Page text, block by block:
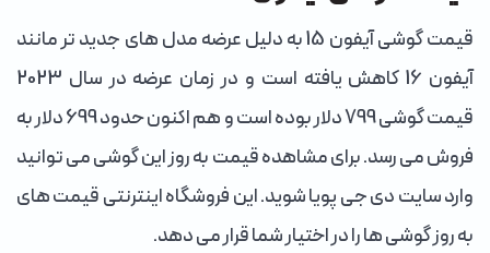
قیمت گوشی آیفون 15 به دلیل عرضه مدل های جدید تر مانند
آیفون 16 کاهش یافته است و در زمان عرضه در سال 2023
قیمت گوشی 799 دلار بوده است و هم اکنون حدود 699 دلار به
فروش می رسد. برای مشاهده قیمت به روز این گوشی می توانید
وارد سایت دی جی پویا شوید. این فروشگاه اینترنتی قیمت های
به روز گوشی ها را در اختیار شما قرار می دهد.